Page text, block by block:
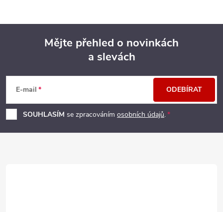
p
a
Mějte přehled o novinkách
a slevách
E-mail
SOUHLASÍM se zpracováním osobních údajů.
ODEBÍRAT